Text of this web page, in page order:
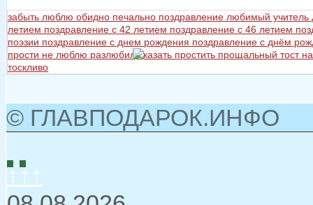
забыть люблю обидно печально поздравление любимый учитель
летием поздравление с 42 летием поздравление с 46 летием
поэзии поздравление с днем рождения поздравление с днём
прости не люблю разлюбил сказать простить прощальный тост
тоскливо
© ГЛАВПОДАРОК.ИНФО
↑↑↑